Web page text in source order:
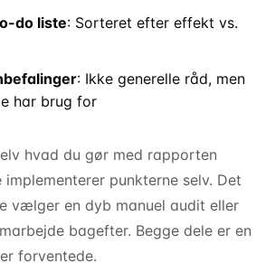
do liste: Sorteret efter effekt vs.
: Ikke generelle råd, men
har brug for
hvad du gør med rapporten
punkterne selv. Det
vælger en dyb manuel audit eller
bagefter. Begge dele er en
forventede.